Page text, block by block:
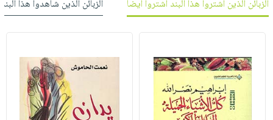
أدواتكتب
اكسسوارات
منزلية
اكسسوارات
ملابس
مطرزات
كل
الاشتراكات
صندوق
القراءة
iKitab
الزبائن الذين اشتروا هذا البند اشتروا أيضاً الزبائن الذين شاهدوا هذا